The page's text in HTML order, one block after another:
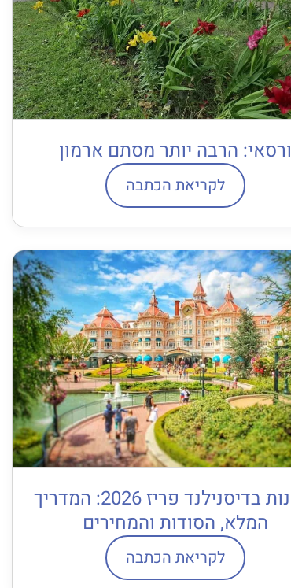
ורסאי: הרבה יותר מסתם ארמון
לקריאת הכתבה
מלונות בדיסנילנד פריז 2026: המדריך
המלא, הסודות והמחירים
לקריאת הכתבה